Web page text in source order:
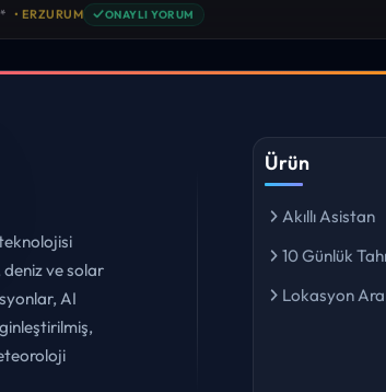
• ERZURUM ✓ONAYLI YORUM
ve solar
AI
Ürün
Akıllı Asistan
10 Günlük
Lokasyon Ara